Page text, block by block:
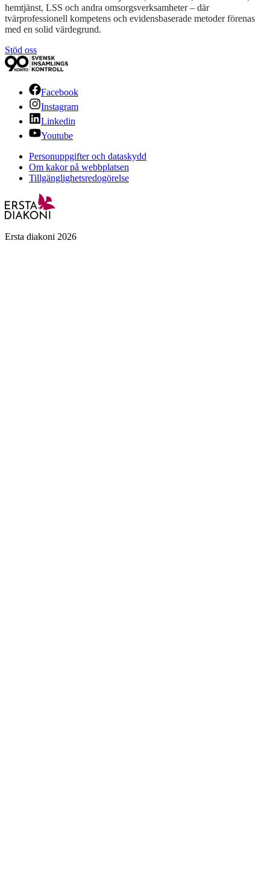
hemtjänst, LSS och andra omsorgsverksamheter – där
tvärprofessionell kompetens och evidensbaserade metoder förenas
med en solid värdegrund.
Stöd oss
Facebook
Instagram
Linkedin
Youtube
Personuppgifter och dataskydd
Om kakor på webbplatsen
Tillgänglighetsredogörelse
Ersta diakoni 2026